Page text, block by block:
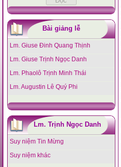
Bài giảng lễ
Lm. Giuse Đinh Quang Thịnh
Lm. Giuse Trịnh Ngọc Danh
Lm. Phaolô Trịnh Minh Thái
Lm. Augustin Lê Quý Phi
Lm. Trịnh Ngọc Danh
Suy niệm Tin Mừng
Suy niệm khác